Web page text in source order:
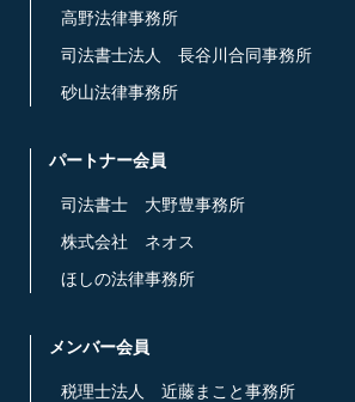
高野法律事務所
司法書士法人 長谷川合同事務所
砂山法律事務所
パートナー会員
司法書士 大野豊事務所
株式会社 ネオス
ほしの法律事務所
メンバー会員
税理士法人 近藤まこと事務所